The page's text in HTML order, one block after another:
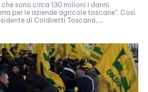
sono circa 130 milioni i danni
per le aziende agricole toscane". Così
di Coldiretti Toscana,...